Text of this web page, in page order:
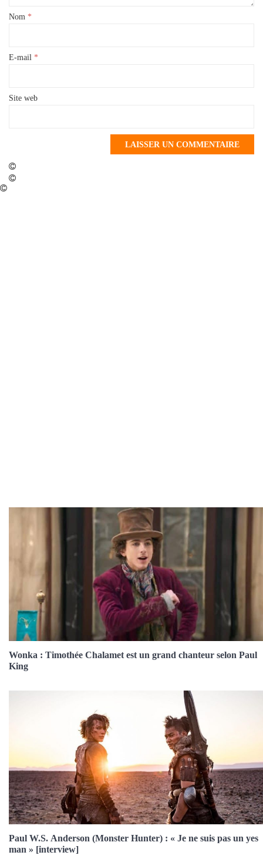
Nom *
E-mail *
Site web
Wonka : Timothée Chalamet est un grand chanteur selon Paul
King
Paul W.S. Anderson (Monster Hunter) : « Je ne suis pas un yes
man » [interview]